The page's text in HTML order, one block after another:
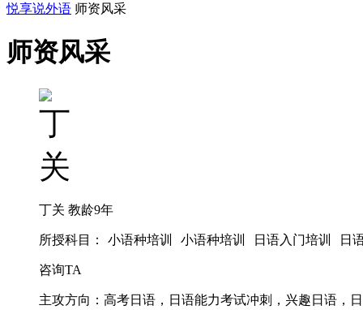
悦享说外语 师资风采
师资风采
丁关 教龄9年
所授科目： 小语种培训 小语种培训 日语入门培训 日
咨询TA
主攻方向：高考日语，日语能力考试冲刺，兴趣日语，